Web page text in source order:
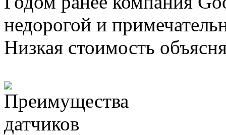
недорогой и
Низкая стоимость